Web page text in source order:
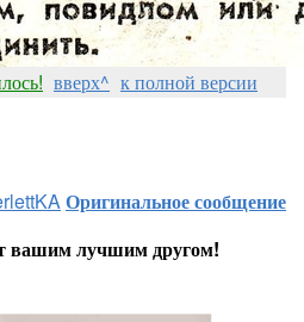
вверх^ к полной версии
Оригинальное сообщение
вашим лучшим другом!